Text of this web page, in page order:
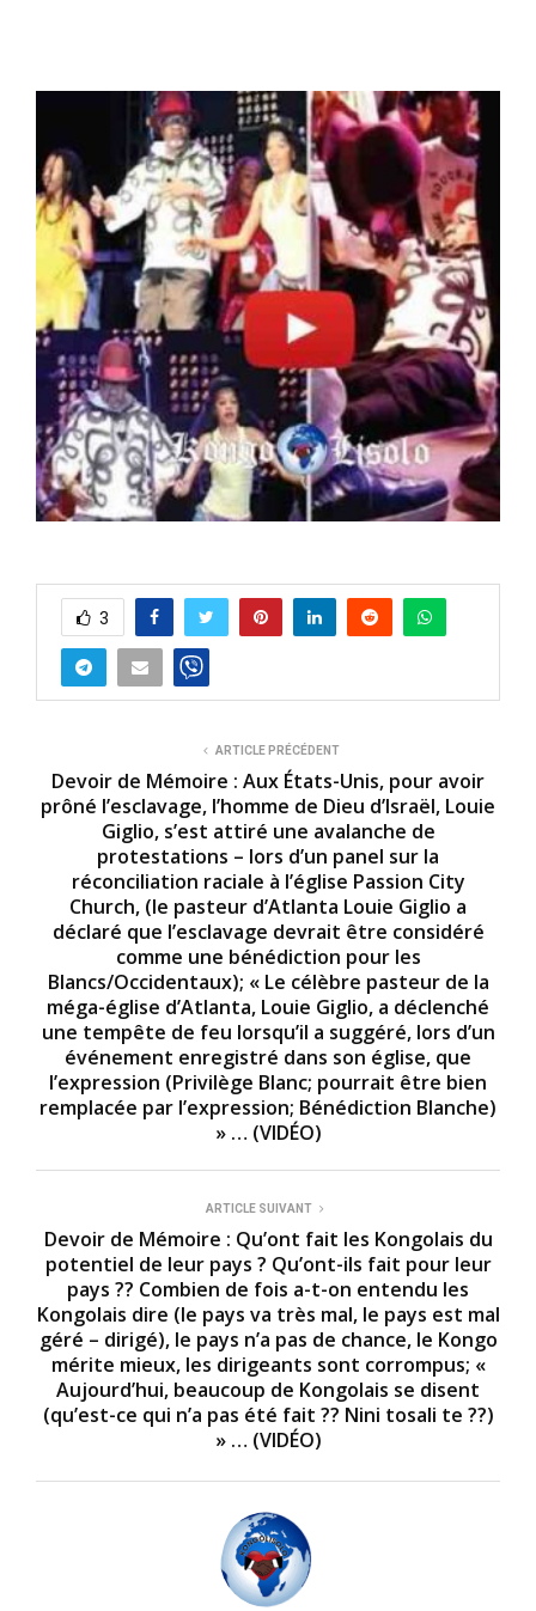
3
ARTICLE PRÉCÉDENT
Devoir de Mémoire : Aux États-Unis, pour avoir
prôné l’esclavage, l’homme de Dieu d’Israël, Louie
Giglio, s’est attiré une avalanche de
protestations – lors d’un panel sur la
réconciliation raciale à l’église Passion City
Church, (le pasteur d’Atlanta Louie Giglio a
déclaré que l’esclavage devrait être considéré
comme une bénédiction pour les
Blancs/Occidentaux); « Le célèbre pasteur de la
méga-église d’Atlanta, Louie Giglio, a déclenché
une tempête de feu lorsqu’il a suggéré, lors d’un
événement enregistré dans son église, que
l’expression (Privilège Blanc; pourrait être bien
remplacée par l’expression; Bénédiction Blanche)
» … (VIDÉO)
ARTICLE SUIVANT
Devoir de Mémoire : Qu’ont fait les Kongolais du
potentiel de leur pays ? Qu’ont-ils fait pour leur
pays ?? Combien de fois a-t-on entendu les
Kongolais dire (le pays va très mal, le pays est mal
géré – dirigé), le pays n’a pas de chance, le Kongo
mérite mieux, les dirigeants sont corrompus; «
Aujourd’hui, beaucoup de Kongolais se disent
(qu’est-ce qui n’a pas été fait ?? Nini tosali te ??)
» … (VIDÉO)